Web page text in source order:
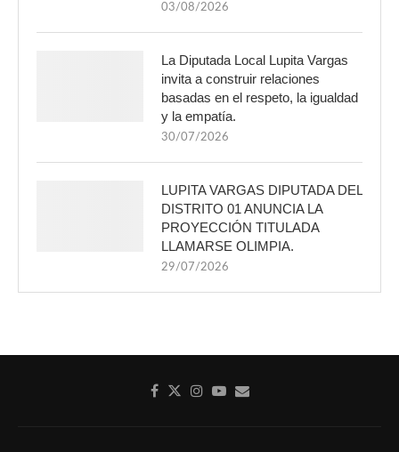
03/08/2026
La Diputada Local Lupita Vargas
invita a construir relaciones
basadas en el respeto, la igualdad
y la empatía.
30/07/2026
LUPITA VARGAS DIPUTADA DEL
DISTRITO 01 ANUNCIA LA
PROYECCIÓN TITULADA
LLAMARSE OLIMPIA.
29/07/2026